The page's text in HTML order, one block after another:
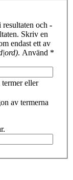
och -
Skriv en
endast ett av
. Använd *
termer eller
av termerna